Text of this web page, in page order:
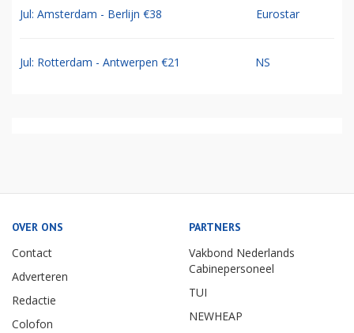
Jul: Amsterdam - Berlijn €38 Eurostar
Jul: Rotterdam - Antwerpen €21 NS
OVER ONS
Contact
Adverteren
Redactie
Colofon
PARTNERS
Vakbond Nederlands
Cabinepersoneel
TUI
NEWHEAP